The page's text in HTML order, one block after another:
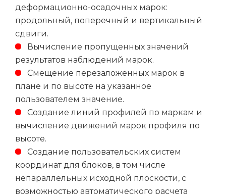
деформационно-осадочных марок:
продольный, поперечный и вертикальный
сдвиги.
Вычисление пропущенных значений
результатов наблюдений марок.
Смещение перезаложенных марок в
плане и по высоте на указанное
пользователем значение.
Создание линий профилей по маркам и
вычисление движений марок профиля по
высоте.
Создание пользовательских систем
координат для блоков, в том числе
непараллельных исходной плоскости, с
возможностью автоматического расчета